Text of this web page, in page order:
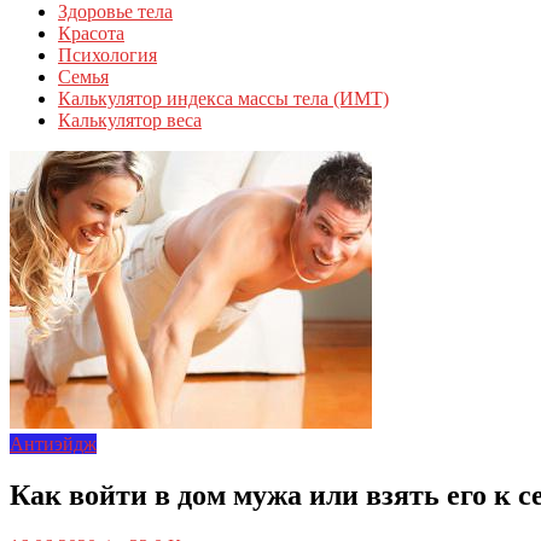
Здоровье тела
Красота
Психология
Семья
Калькулятор индекса массы тела (ИМТ)
Калькулятор веса
Антиэйдж
Как войти в дом мужа или взять его к